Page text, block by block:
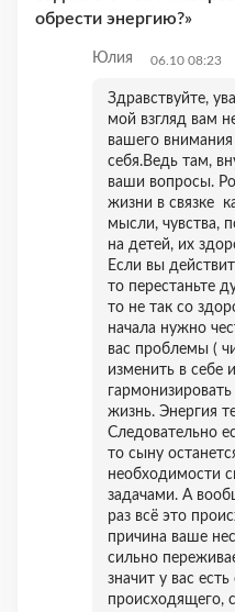
обрести энергию?»
Юлия 06.10 08:23
Здравствуйте,
мой взгляд вам
вашего
себя.Ведь там,
ваши вопросы.
жизни в связке
мысли, чувства,
на детей, их
Если вы
то перестаньте
то не так со
начала нужно
вас проблемы (
изменить в себе
жизнь. Энергия
Следовательно
то сыну
необходимости
задачами. А
раз всё это
причина ваше
сильно
значит у вас
происходящего,